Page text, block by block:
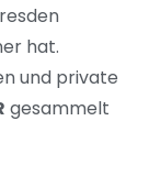
hat.
und private
gesammelt